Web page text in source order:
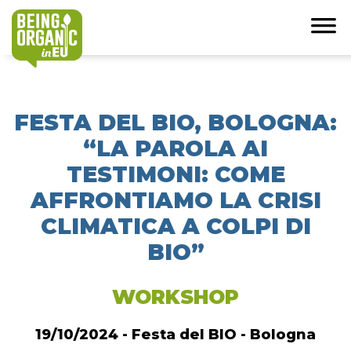
FESTA DEL BIO, BOLOGNA:
“LA PAROLA AI
TESTIMONI: COME
AFFRONTIAMO LA CRISI
CLIMATICA A COLPI DI
BIO”
WORKSHOP
19/10/2024 - Festa del BIO - Bologna